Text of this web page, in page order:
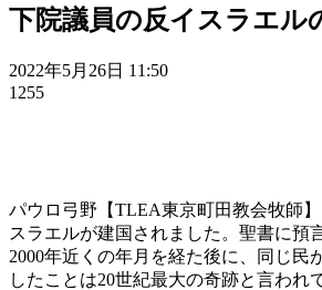
下院議員の反イスラエル
2022年5月26日 11:50
1255
パウロ弓野【TLEA東京町田教会牧師】
スラエルが建国されました。聖書に預
2000年近くの年月を経た後に、同じ民
したことは20世紀最大の奇跡と言われ